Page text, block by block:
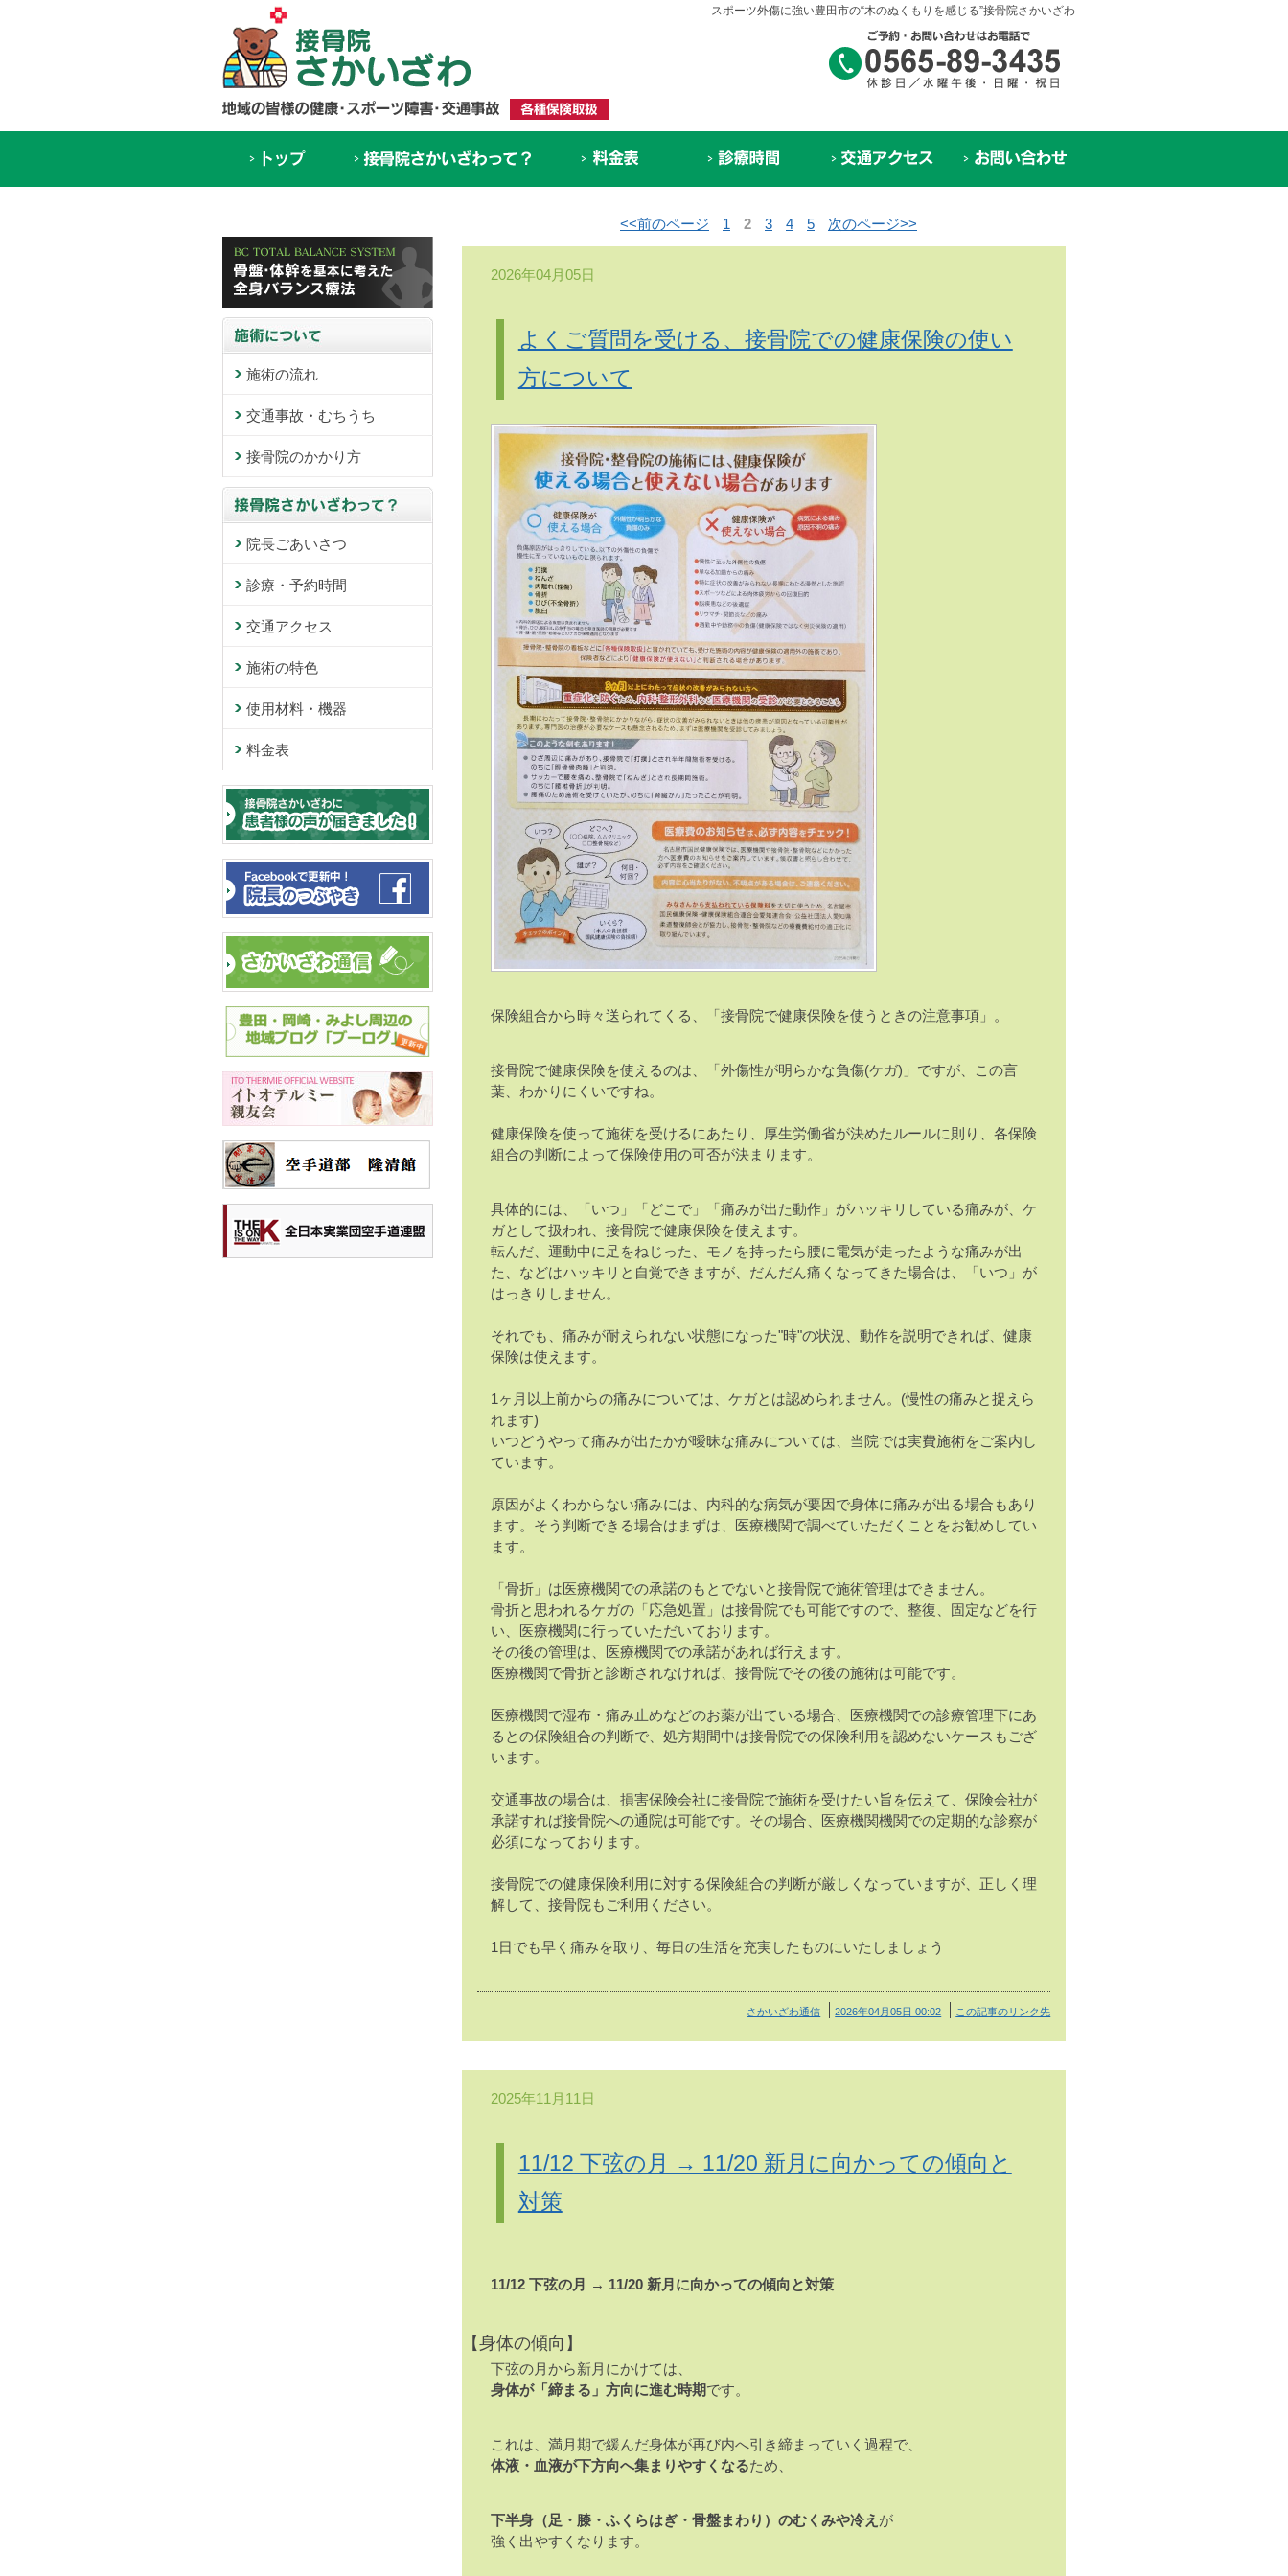
スポーツ外傷に強い豊田市の“木のぬくもりを感じる”接骨院さかいざわ
<<前のページ 1 2 3 4 5 次のページ>>
2026年04月05日
よくご質問を受ける、接骨院での健康保険の使い
方について
保険組合から時々送られてくる、「接骨院で健康保険を使うときの注意事項」。
接骨院で健康保険を使えるのは、「外傷性が明らかな負傷(ケガ)」ですが、この言
葉、わかりにくいですね。
健康保険を使って施術を受けるにあたり、厚生労働省が決めたルールに則り、各保険
組合の判断によって保険使用の可否が決まります。
具体的には、「いつ」「どこで」「痛みが出た動作」がハッキリしている痛みが、ケ
ガとして扱われ、接骨院で健康保険を使えます。
転んだ、運動中に足をねじった、モノを持ったら腰に電気が走ったような痛みが出
た、などはハッキリと自覚できますが、だんだん痛くなってきた場合は、「いつ」が
はっきりしません。
それでも、痛みが耐えられない状態になった"時"の状況、動作を説明できれば、健康
保険は使えます。
1ヶ月以上前からの痛みについては、ケガとは認められません。(慢性の痛みと捉えら
れます)
いつどうやって痛みが出たかが曖昧な痛みについては、当院では実費施術をご案内し
ています。
原因がよくわからない痛みには、内科的な病気が要因で身体に痛みが出る場合もあり
ます。そう判断できる場合はまずは、医療機関で調べていただくことをお勧めしてい
ます。
「骨折」は医療機関での承諾のもとでないと接骨院で施術管理はできません。
骨折と思われるケガの「応急処置」は接骨院でも可能ですので、整復、固定などを行
い、医療機関に行っていただいております。
その後の管理は、医療機関での承諾があれば行えます。
医療機関で骨折と診断されなければ、接骨院でその後の施術は可能です。
医療機関で湿布・痛み止めなどのお薬が出ている場合、医療機関での診療管理下にあ
るとの保険組合の判断で、処方期間中は接骨院での保険利用を認めないケースもござ
います。
交通事故の場合は、損害保険会社に接骨院で施術を受けたい旨を伝えて、保険会社が
承諾すれば接骨院への通院は可能です。その場合、医療機関機関での定期的な診察が
必須になっております。
接骨院での健康保険利用に対する保険組合の判断が厳しくなっていますが、正しく理
解して、接骨院もご利用ください。
1日でも早く痛みを取り、毎日の生活を充実したものにいたしましょう
さかいざわ通信 2026年04月05日 00:02 この記事のリンク先
2025年11月11日
11/12 下弦の月 → 11/20 新月に向かっての傾向と
対策
11/12 下弦の月 → 11/20 新月に向かっての傾向と対策
【身体の傾向】
下弦の月から新月にかけては、
身体が「締まる」方向に進む時期です。
これは、満月期で緩んだ身体が再び内へ引き締まっていく過程で、
体液・血液が下方向へ集まりやすくなるため、
下半身（足・膝・ふくらはぎ・骨盤まわり）のむくみや冷え が
強く出やすくなります。
施術の流れ
交通事故・むちうち
接骨院のかかり方
院長ごあいさつ
診療・予約時間
交通アクセス
施術の特色
使用材料・機器
料金表